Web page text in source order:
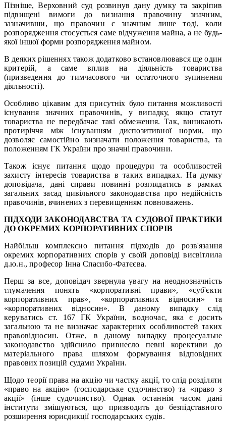
Пізніше, Верховний суд розвинув дану думку та закріпив
підвищені вимоги до визнання правочину значним,
зазначивши, що правочин є значним лише тоді, коли
розпорядження стосується саме відчуження майна, а не будь-
якої іншої форми розпорядження майном.
В деяких рішеннях також додатково встановлювався ще один
критерій, а саме вплив на діяльність товариства
(призведення до тимчасового чи остаточного зупинення
діяльності).
Особливо цікавим для присутніх було питання можливості
існування значних правочинів, у випадку, якщо статут
товариства не передбачає такі обмеження. Так, виникають
протиріччя між існуванням диспозитивної норми, що
дозволяє самостійно визначати положення товариства, та
положенням ГК України про значні правочини.
Також існує питання щодо процедури та особливостей
захисту інтересів товариства в таких випадках. На думку
доповідача, дані справи повинні розглядатись в рамках
загальних засад цивільного законодавства про недійсність
правочинів, вчинених з перевищенням повноважень.
ПІДХОДИ ЗАКОНОДАВСТВА ТА СУДОВОЇ ПРАКТИКИ
ДО ОКРЕМИХ КОРПОРАТИВНИХ СПОРІВ
Найбільш комплексно питання підходів до розв'язання
окремих корпоративних спорів у своїй доповіді висвітлила
д.ю.н., професор Інна Спасибо-Фатєєва.
Перш за все, доповідач звернула увагу на неоднозначність
тлумачення понять «корпоративні прави», «суб'єкти
корпоративних прав», «корпоративних відносин» та
«корпоративних відносин». В даному випадку слід
керуватись ст. 167 ГК України, водночас, яка є досить
загальною та не визначає характерних особливостей таких
правовідносин. Отже, в даному випадку процесуальне
законодавство здійснило привнесло певні корективи до
матеріального права шляхом формування відповідних
правових позицій судами України.
Щодо теорії права на акцію чи частку акції, то слід розділяти
«право на акцію» (господарське судочинство) та «право з
акції» (інше судочинство). Однак останнім часом дані
інститути змішуються, що призводить до безпідставного
розширення юрисдикції господарських судів.